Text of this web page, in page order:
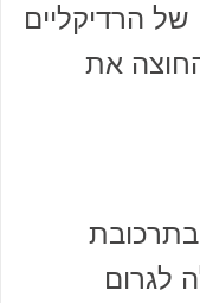
של הרדיקליים
את
לגרום